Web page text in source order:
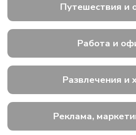
Путешествия и
Работа и
Развлечения и
Реклама,